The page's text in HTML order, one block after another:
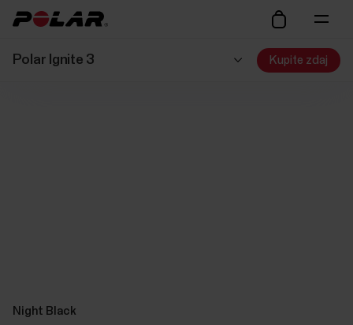
Polar Ignite 3 Kupite zdaj
Night Black